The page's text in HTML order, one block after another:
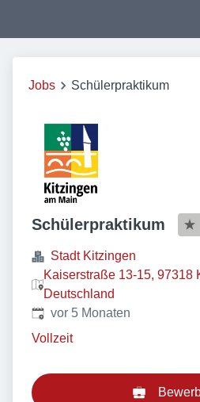
Jobs Schülerpraktikum
Schülerpraktikum
Stadt Kitzingen
Kaiserstraße 13-15, 97318
Deutschland
Veröffentlicht:
vor 5 Monaten
Vollzeit